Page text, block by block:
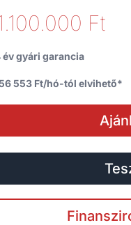
Ft
év gyári garancia
553 Ft/hó-tól elvihető*